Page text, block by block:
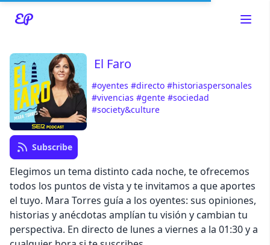
Read about our content policies here
El Faro
#oyentes #directo #historiaspersonales
#vivencias #gente #sociedad
#society&culture
Subscribe
Elegimos un tema distinto cada noche, te ofrecemos
todos los puntos de vista y te invitamos a que aportes
el tuyo. Mara Torres guía a los oyentes: sus opiniones,
historias y anécdotas amplían tu visión y cambian tu
perspectiva. En directo de lunes a viernes a la 01:30 y a
Cancel